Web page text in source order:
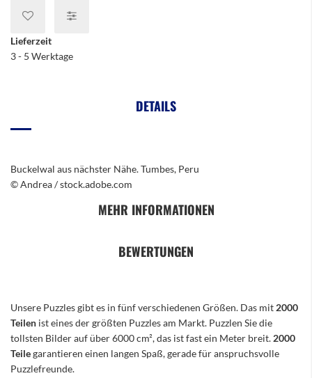
Lieferzeit
3 - 5 Werktage
DETAILS
Buckelwal aus nächster Nähe. Tumbes, Peru
© Andrea / stock.adobe.com
MEHR INFORMATIONEN
BEWERTUNGEN
Unsere Puzzles gibt es in fünf verschiedenen Größen. Das mit 2000
Teilen ist eines der größten Puzzles am Markt. Puzzlen Sie die
tollsten Bilder auf über 6000 cm², das ist fast ein Meter breit. 2000
Teilegarantieren einen langen Spaß, gerade für anspruchsvolle
Puzzlefreunde.